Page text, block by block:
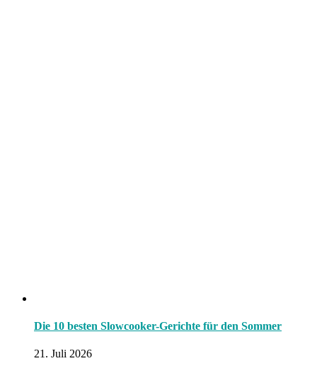
Die 10 besten Slowcooker-Gerichte für den Sommer
21. Juli 2026